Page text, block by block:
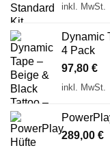
inkl. MwSt.
Dynamic
4 Pack
97,80 €
inkl. MwSt.
289,00 €